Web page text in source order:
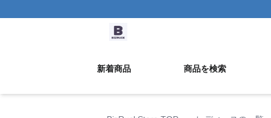
新着商品 商品を検索